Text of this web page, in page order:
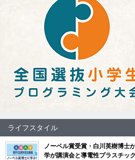
ライフスタイル
ノーベル賞受賞・白川英樹博
学が講演会と導電性プラスチッ